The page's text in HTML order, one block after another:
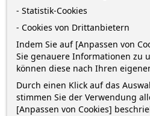
IN DEN WARENKORB
 Auf Lager
Bestelle innerhalb von6
erhalte die Bestellungzwischen
- Statistik-Cookies
- Cookies von Drittanbietern
Indem Sie auf [Anpassen von
Sie genauere Informationen zu
können diese nach Ihren
Durch einen Klick auf das
stimmen Sie der Verwendung
[Anpassen von Cookies]